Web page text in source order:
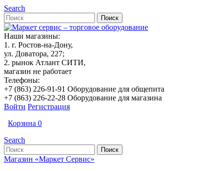
Search
Наши магазины:
1. г. Ростов-на-Дону,
ул. Доватора, 227;
2. рынок Атлант СИТИ,
магазин не работает
Телефоны:
+7 (863) 226-91-91 Оборудование для общепита
+7 (863) 226-22-28 Оборудование для магазина
Войти Регистрация
Корзина 0
Search
Магазин «Маркет Сервис»